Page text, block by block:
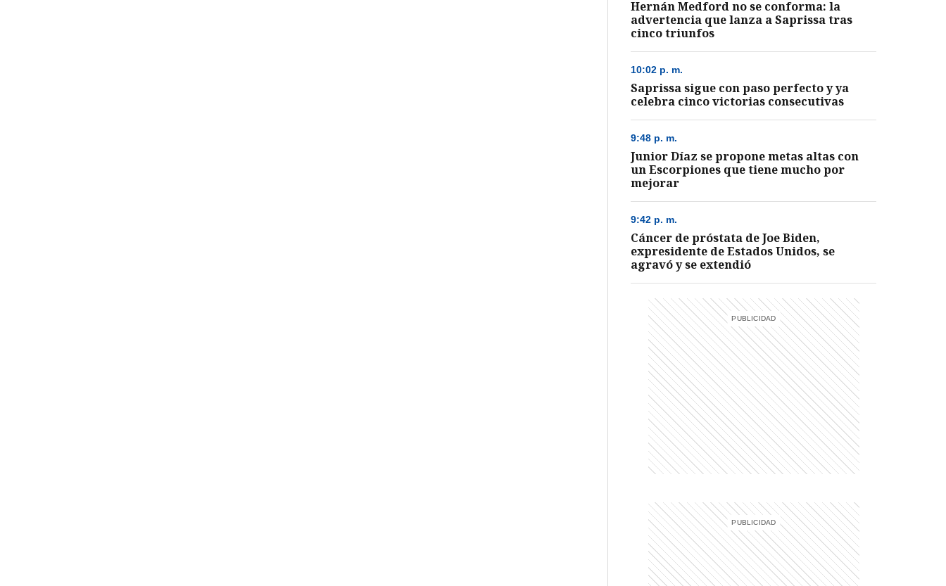
Hernán Medford no se conforma: la
advertencia que lanza a Saprissa tras
cinco triunfos
10:02 p. m.
Saprissa sigue con paso perfecto y ya
celebra cinco victorias consecutivas
9:48 p. m.
Junior Díaz se propone metas altas con
un Escorpiones que tiene mucho por
mejorar
9:42 p. m.
Cáncer de próstata de Joe Biden,
expresidente de Estados Unidos, se
agravó y se extendió